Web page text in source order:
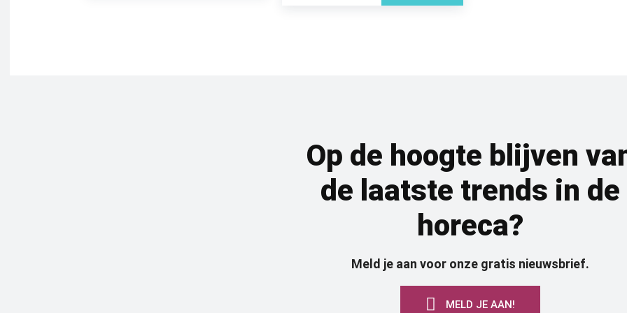
Op de hoogte blijven
de laatste trends in de
horeca?
Meld je aan voor onze gratis nieuwsbrief.
MELD JE AAN!